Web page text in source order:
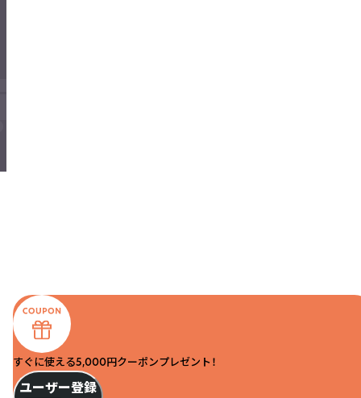
すぐに使える5,000円クーポンプレゼント！
ユーザー登録